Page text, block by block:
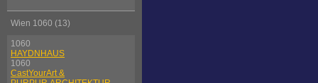
Wien 1060 (13)
1060
HAYDNHAUS
1060
CastYourArt &